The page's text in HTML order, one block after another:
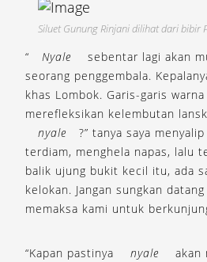
Siluet Gunung Rinjani dilihat dari bibir
“ Nyale
sebentar lagi akan
seorang penggembala.
khas Lombok. Garis-garis
merefleksikan kelembutan
nyale
?” tanya saya
terdiam, menghela napas, lalu
balik ujung bukit kecil itu, ada
kelokan. Jangan sungkan
memaksa kami untuk
“Kapan pastinya nyale
akan